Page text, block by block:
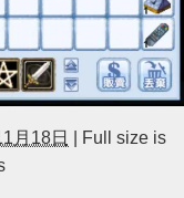
月18日
Full size is